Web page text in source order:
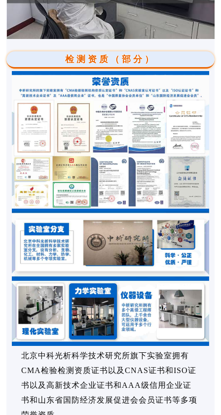
检测资质（部分）
北京中科光析科学技术研究所旗下实验室拥有
CMA检验检测资质证书以及CNAS证书和ISO证
书以及高新技术企业证书和AAA级信用企业证
书和山东省国防经济发展促进会会员证书等多项